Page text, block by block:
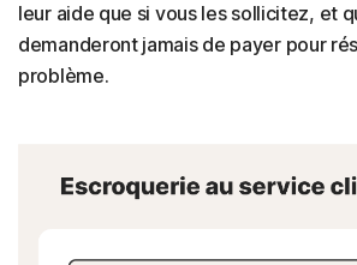
leur aide que si vous les sollicitez, et
demanderont jamais de payer pour
problème.